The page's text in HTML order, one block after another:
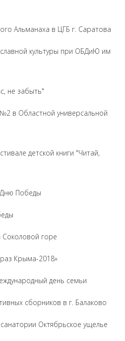
Альманаха в ЦГБ г. Саратова
культуры при ОБДиЮ им
не забыть"
в Областной универсальной
детской книги "Читай,
Победы
горе
Крыма-2018»
день семьи
сборников в г. Балаково
Октябрьское ущелье